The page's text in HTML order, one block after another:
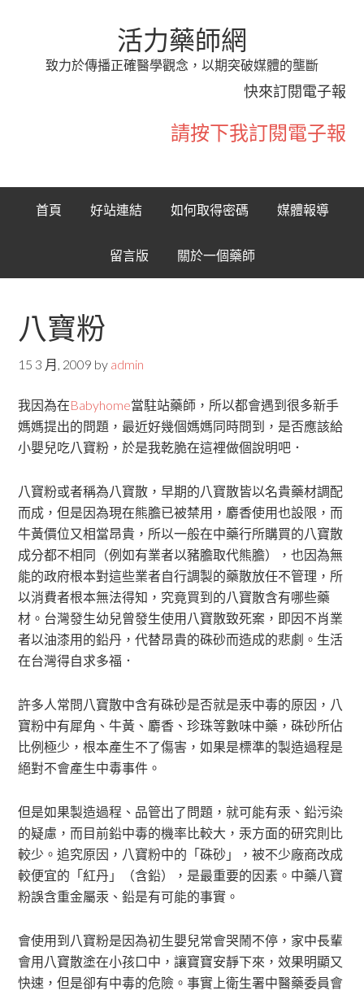
活力藥師網
致力於傳播正確醫學觀念，以期突破媒體的壟斷
快來訂閱電子報
請按下我訂閱電子報
首頁 好站連結 如何取得密碼 媒體報導
留言版 關於一個藥師
八寶粉
15 3 月, 2009 by admin
我因為在Babyhome當駐站藥師，所以都會遇到很多新手
媽媽提出的問題，最近好幾個媽媽同時問到，是否應該給
小嬰兒吃八寶粉，於是我乾脆在這裡做個說明吧．
八寶粉或者稱為八寶散，早期的八寶散皆以名貴藥材調配
而成，但是因為現在熊膽已被禁用，麝香使用也設限，而
牛黃價位又相當昂貴，所以一般在中藥行所購買的八寶散
成分都不相同（例如有業者以豬膽取代熊膽），也因為無
能的政府根本對這些業者自行調製的藥散放任不管理，所
以消費者根本無法得知，究竟買到的八寶散含有哪些藥
材。台灣發生幼兒曾發生使用八寶散致死案，即因不肖業
者以油漆用的鉛丹，代替昂貴的硃砂而造成的悲劇。生活
在台灣得自求多福．
許多人常問八寶散中含有硃砂是否就是汞中毒的原因，八
寶粉中有犀角、牛黃、麝香、珍珠等數味中藥，硃砂所佔
比例極少，根本產生不了傷害，如果是標準的製造過程是
絕對不會產生中毒事件。
但是如果製造過程、品管出了問題，就可能有汞、鉛污染
的疑慮，而目前鉛中毒的機率比較大，汞方面的研究則比
較少。追究原因，八寶粉中的「硃砂」，被不少廠商改成
較便宜的「紅丹」（含鉛），是最重要的因素。中藥八寶
粉誤含重金屬汞、鉛是有可能的事實。
會使用到八寶粉是因為初生嬰兒常會哭鬧不停，家中長輩
會用八寶散塗在小孩口中，讓寶寶安靜下來，效果明顯又
快速，但是卻有中毒的危險。事實上衛生署中醫藥委員會